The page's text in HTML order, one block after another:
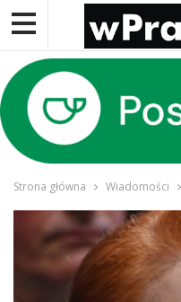
Strona główna Wiadomości